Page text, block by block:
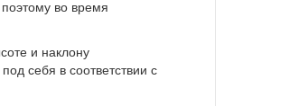
во время
и наклону
себя в соответствии с